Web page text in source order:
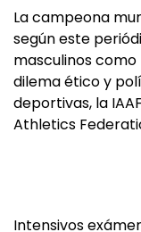
La campeona
según este
masculinos
dilema ético y
deportivas, la
Athletics
Intensivos